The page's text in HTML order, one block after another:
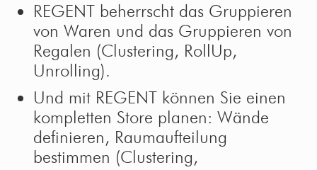
REGENT beherrscht das Gruppieren
von Waren und das Gruppieren von
Regalen (Clustering, RollUp,
Unrolling).
Und mit REGENT können Sie einen
kompletten Store planen: Wände
definieren, Raumaufteilung
bestimmen (Clustering,